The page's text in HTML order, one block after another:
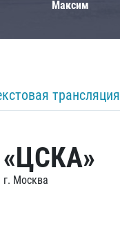
Максим
трансляция
«ЦСКА»
г. Москва